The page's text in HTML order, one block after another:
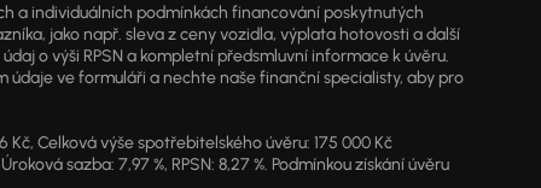
a individuálních podmínkách financování poskytnutých
jako např. sleva z ceny vozidla, výplata hotovosti a další
o výši RPSN a kompletní předsmluvní informace k úvěru.
údaje ve formuláři a nechte naše finanční specialisty, aby pro
Celková výše spotřebitelského úvěru: 175 000 Kč
sazba: 7,97 %, RPSN: 8,27 %. Podmínkou získání úvěru